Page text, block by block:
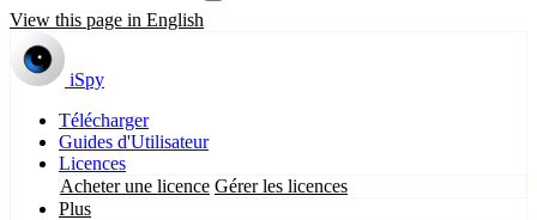
View this page in English
iSpy
Télécharger
Guides d'Utilisateur
Licences
Acheter une licence Gérer les licences
Plus